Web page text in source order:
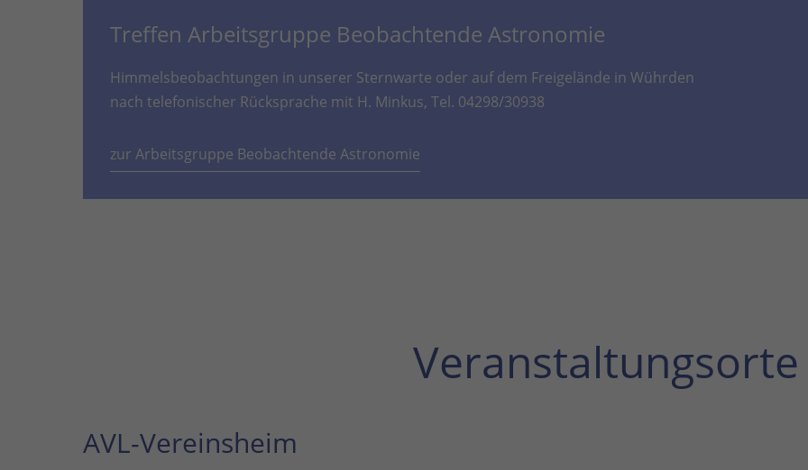
Treffen Arbeitsgruppe Beobachtende Astronomie
Himmelsbeobachtungen in unserer Sternwarte oder auf dem Freigelände in Wührden
nach telefonischer Rücksprache mit H. Minkus, Tel. 04298/30938
zur Arbeitsgruppe Beobachtende Astronomie
Veranstaltungsorte
AVL-Vereinsheim